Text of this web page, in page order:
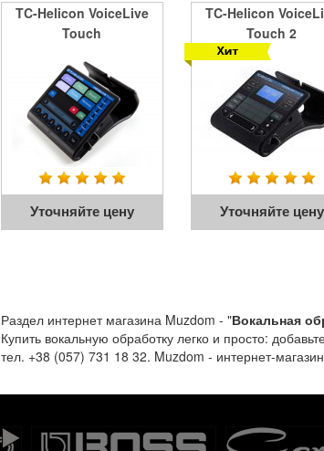
TC-Helicon VoiceLive
Touch
Уточняйте цену
TC-Helicon
Touch 2
Уточняйте цену
Раздел интернет магазина Muzdom - "Вокальная
Купить вокальную обработку легко и просто:
тел. +38 (057) 731 18 32. Muzdom - интернет-